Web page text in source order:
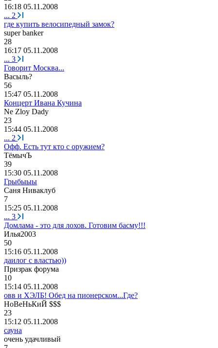
16:18 05.11.2008
... 2
где купить велосипедный замок?
super banker
28
16:17 05.11.2008
... 3
Говорит Москва...
Васыль?
56
15:47 05.11.2008
Концерт Ивана Кучина
Ne Zloy Dady
23
15:44 05.11.2008
... 2
Офф. Есть тут кто с оружием?
ТёмычЪ
39
15:30 05.11.2008
Грыбыыы
Саня Ниваклуб
7
15:25 05.11.2008
... 3
Домлама - это для лохов. Готовим басму!!!
Илья2003
50
15:16 05.11.2008
даилог с властью))
Призрак форума
10
15:14 05.11.2008
овв и ХЭЛБ! Обед на пионерском...Где?
НоВеНьКиЙ $$$
23
15:12 05.11.2008
сауна
очень удачливый